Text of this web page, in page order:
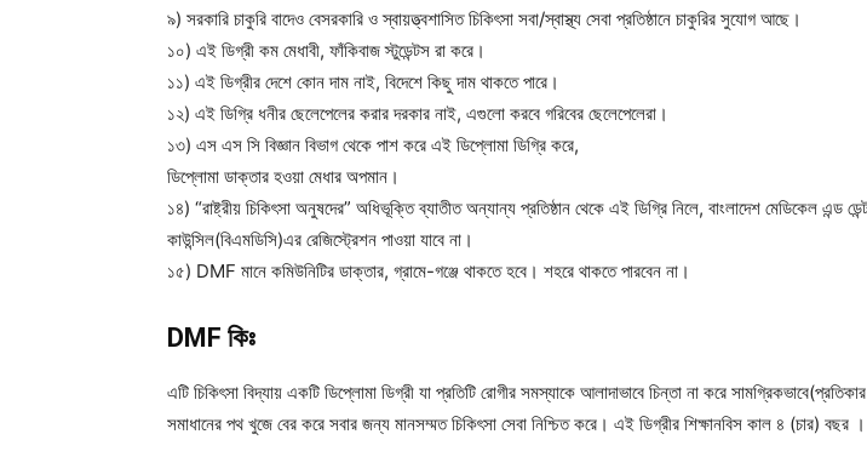
৯) সরকারি চাকুরি বাদেও বেসরকারি ও স্বায়ত্ত্বশাসিত চিকিৎসা সবা/স্বাস্থ্য সেবা প্রতিষ্ঠানে চাকুরির সুযোগ আছে।
১০) এই ডিগ্রী কম মেধাবী, ফাঁকিবাজ স্টুডেন্টস রা করে।
১১) এই ডিগ্রীর দেশে কোন দাম নাই, বিদেশে কিছু দাম থাকতে পারে।
১২) এই ডিগ্রি ধনীর ছেলেপেলের করার দরকার নাই, এগুলো করবে গরিবের ছেলেপেলেরা।
১৩) এস এস সি বিজ্ঞান বিভাগ থেকে পাশ করে এই ডিপ্লোমা ডিগ্রি করে,
ডিপ্লোমা ডাক্তার হওয়া মেধার অপমান।
১৪) “রাষ্ট্রীয় চিকিৎসা অনুষদের” অধিভূক্তি ব্যাতীত অন্যান্য প্রতিষ্ঠান থেকে এই ডিগ্রি নিলে, বাংলাদেশ মেডিকেল এন্ড
কাউন্সিল(বিএমডিসি)এর রেজিস্ট্রেশন পাওয়া যাবে না।
১৫) DMF মানে কমিউনিটির ডাক্তার, গ্রামে-গঞ্জে থাকতে হবে। শহরে থাকতে পারবেন না।
DMF কিঃ
এটি চিকিৎসা বিদ্যায় একটি ডিপ্লোমা ডিগ্রী যা প্রতিটি রোগীর সমস্যাকে আলাদাভাবে চিন্তা না করে
সমাধানের পথ খুজে বের করে সবার জন্য মানসম্মত চিকিৎসা সেবা নিশ্চিত করে। এই ডিগ্রীর শিক্ষানবিস কাল ৪ (চার) বছর ।